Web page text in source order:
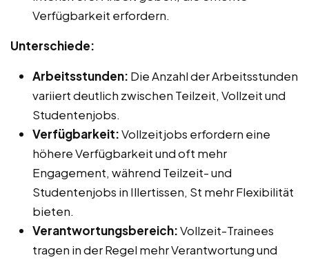
Verfügbarkeit erfordern.
Unterschiede:
Arbeitsstunden: Die Anzahl der Arbeitsstunden
variiert deutlich zwischen Teilzeit, Vollzeit und
Studentenjobs.
Verfügbarkeit:Vollzeitjobs erfordern eine
höhere Verfügbarkeit und oft mehr
Engagement, während Teilzeit- und
Studentenjobs in Illertissen, St mehr Flexibilität
bieten.
Verantwortungsbereich:Vollzeit-Trainees
tragen in der Regel mehr Verantwortung und